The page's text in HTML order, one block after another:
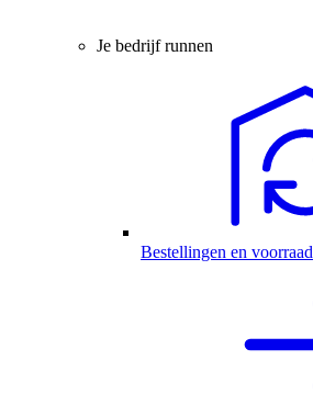
Je bedrijf runnen
Bestellingen en voorraad